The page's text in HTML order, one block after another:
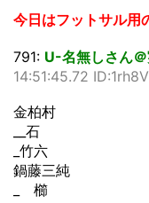
今日はフットサル用
791: U-名無しさん
14:51:45.72
金柏村
__石
_竹六
鍋藤三純
_ 櫛